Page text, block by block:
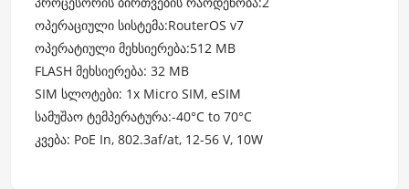
ოპერაციული სისტემა:RouterOS v7
ოპერატიული მეხსიერება:512 MB
FLASH მეხსიერება: 32 MB
SIM სლოტები: 1x Micro SIM, eSIM
სამუშაო ტემპერატურა:-40°C to 70°C
კვება: PoE In, 802.3af/at, 12-56 V, 10W